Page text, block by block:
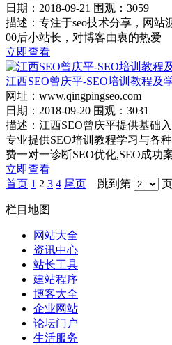
日期：2018-09-21 围观：3059
描述：专注于seo技术分享，网站
00后小站长，对博客由衷的热爱
立即查看
江西SEO曾庆平-SEO培训教程及
网址：www.qingpingseo.com
日期：2018-09-20 围观：3031
描述：江西SEO曾庆平提供基础
专业提供SEO培训教程学习与各
费一对一诊断SEO优化,SEO成功
立即查看
首页 1 2 3 4 尾页 跳到第
栏目地图
网站大全
资讯中心
站长工具
建站程序
博客大全
企业网站
论坛门户
生活服务